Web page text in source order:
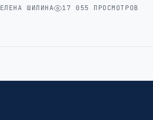
ЕЛЕНА ШИЛИНА 17 055 ПРОСМОТРОВ